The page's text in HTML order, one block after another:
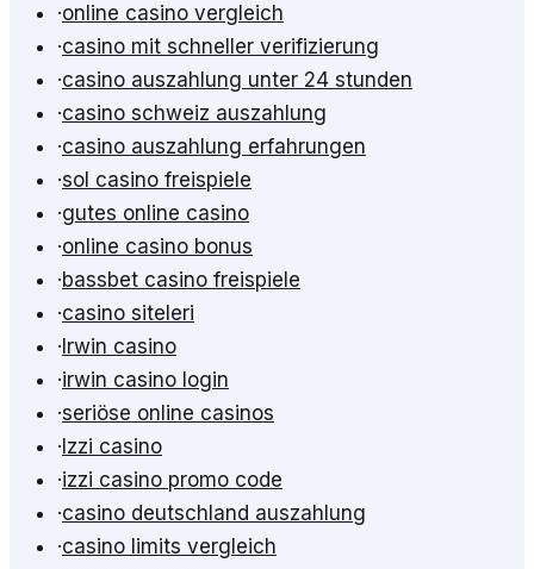
·online casino vergleich
·casino mit schneller verifizierung
·casino auszahlung unter 24 stunden
·casino schweiz auszahlung
·casino auszahlung erfahrungen
·sol casino freispiele
·gutes online casino
·online casino bonus
·bassbet casino freispiele
·casino siteleri
· Irwin casino
·irwin casino login
·seriöse online casinos
· Izzi casino
·izzi casino promo code
·casino deutschland auszahlung
·casino limits vergleich